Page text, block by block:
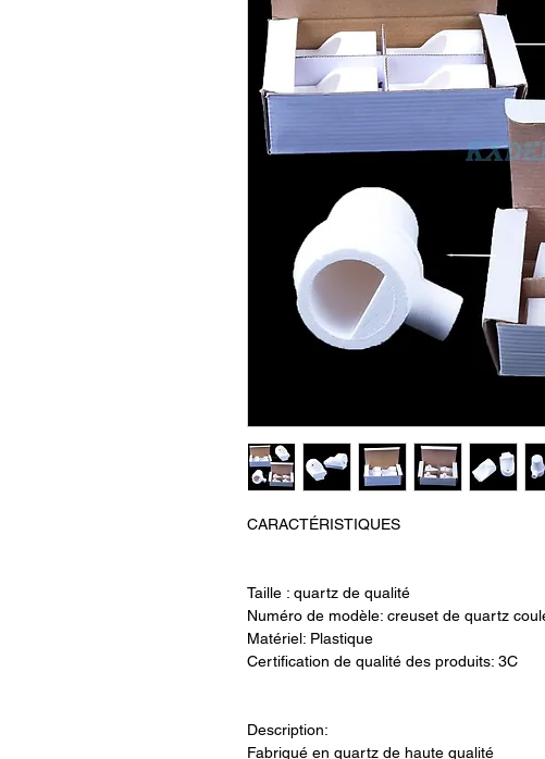
CARACTÉRISTIQUES
Taille : quartz de qualité
Numéro de modèle: creuset de quartz
Matériel: Plastique
Certification de qualité des produits: 3C
Description:
Fabriqué en quartz de haute qualité